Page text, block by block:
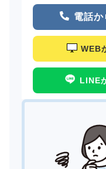
電話
WEB
LINE